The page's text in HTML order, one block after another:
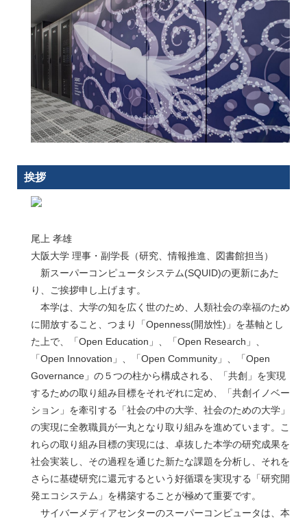
挨拶
尾上 孝雄
大阪大学 理事・副学長（研究、情報推進、図書館担当）
新スーパーコンピュータシステム(SQUID)の更新にあた
り、ご挨拶申し上げます。
本学は、大学の知を広く世のため、人類社会の幸福のため
に開放すること、つまり「Openness(開放性)」を基軸とし
た上で、「Open Education」、「Open Research」、
「Open Innovation」、「Open Community」、「Open
Governance」の５つの柱から構成される、「共創」を実現
するための取り組み目標をそれぞれに定め、「共創イノベー
ション」を牽引する「社会の中の大学、社会のための大学」
の実現に全教職員が一丸となり取り組みを進めています。こ
れらの取り組み目標の実現には、卓抜した本学の研究成果を
社会実装し、その過程を通じた新たな課題を分析し、それを
さらに基礎研究に還元するという好循環を実現する「研究開
発エコシステム」を構築することが極めて重要です。
サイバーメディアセンターのスーパーコンピュータは、本